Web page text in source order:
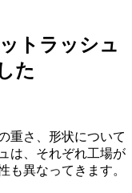
トラッシュ
た
重さ、形状について
は、それぞれ工場が
も異なってきます。